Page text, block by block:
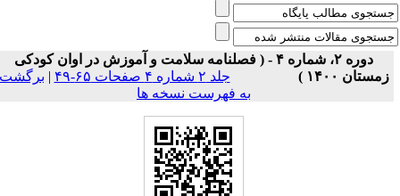
دوره ۲، شماره ۴ - ( فصلنامه سلامت و آموزش در اوان کودکی
زمستان ۱۴۰۰ )
جلد ۲ شماره ۴ صفحات ۶۵-۴۹ |برگشت
به فهرست نسخه ها